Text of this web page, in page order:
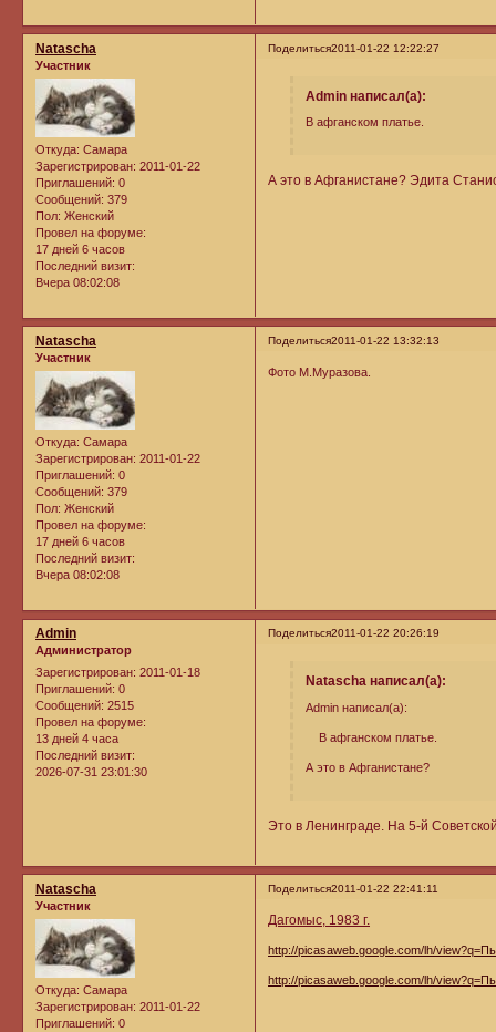
Поделиться2011-01-22 12:22:27
Natascha
Участник
Откуда: Самара
Зарегистрирован: 2011-01-22
Приглашений: 0
Сообщений: 379
Пол: Женский
Провел на форуме:
17 дней 6 часов
Последний визит:
Вчера 08:02:08
Admin написал(а):
В афганском платье.
А это в Афганистане? Эдита
Поделиться2011-01-22 13:32:13
Natascha
Участник
Откуда: Самара
Зарегистрирован: 2011-01-22
Приглашений: 0
Сообщений: 379
Пол: Женский
Провел на форуме:
17 дней 6 часов
Последний визит:
Вчера 08:02:08
Фото М.Муразова.
Поделиться2011-01-22 20:26:19
Admin
Администратор
Зарегистрирован: 2011-01-18
Приглашений: 0
Сообщений: 2515
Провел на форуме:
13 дней 4 часа
Последний визит:
2026-07-31 23:01:30
Natascha написал(а):
Admin написал(а):
В афганском платье.
А это в Афганистане?
Это в Ленинграде. На 5-й
Поделиться2011-01-22 22:41:11
Natascha
Участник
Откуда: Самара
Зарегистрирован: 2011-01-22
Приглашений: 0
Дагомыс, 1983 г.
http://picasaweb.google.com/lh/
http://picasaweb.google.com/lh/